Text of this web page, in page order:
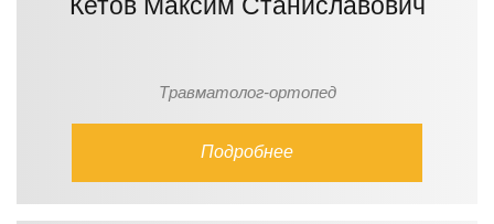
Травматолог-ортопед
Подробнее